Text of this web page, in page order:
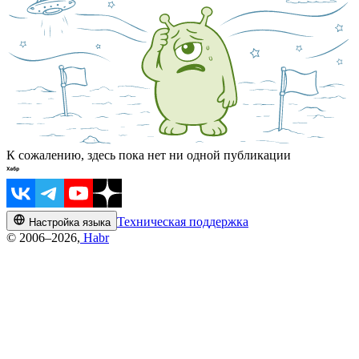
К сожалению, здесь пока нет ни одной публикации
Настройка языка Техническая поддержка
© 2006–2026, Habr